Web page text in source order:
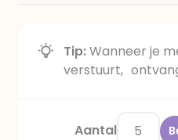
Tip:Wanneer je
verstuurt,
Aantal